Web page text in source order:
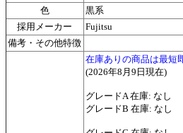
色
黒系
採用メーカー
Fujitsu
備考・その他特徴
在庫ありの商品は最短
(2026年8月9日現在)
グレードA 在庫: なし
グレードB 在庫: なし